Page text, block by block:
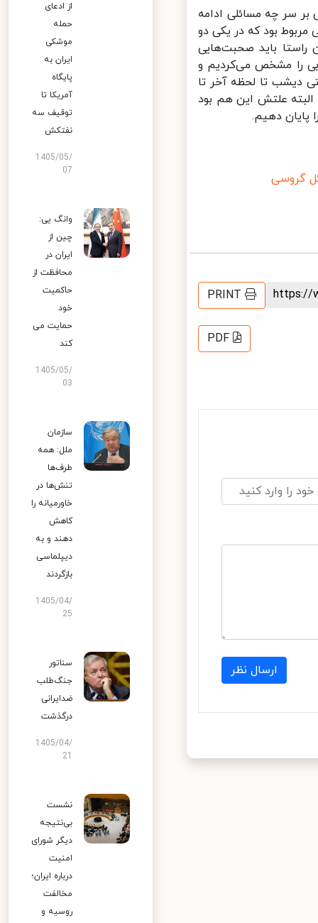
سر چه مسائلی ادامه
بود که در یکی دو
باید صحبت‌هایی
را مشخص می‌کردیم و
تا لحظه آخر تا
علتش این هم بود
دهیم.
گروسی
PRINT
PDF
ارسال نظر
از ادعای
حمله
موشکی
ایران به
پایگاه
آمریکا تا
توقیف سه
نفتکش
1405/05/
07
وانگ یی:
چین از
ایران در
محافظت از
حاکمیت
خود
حمایت می
کند
1405/05/
03
سازمان
ملل: همه
طرف‌ها
تنش‌ها در
خاورمیانه را
کاهش
دهند و به
دیپلماسی
بازگردند
1405/04/
25
سناتور
جنگ‌طلب
ضدایرانی
درگذشت
1405/04/
نشست
بی‌نتیجه
دیگر شورای
امنیت
درباره ایران؛
مخالفت
روسیه و